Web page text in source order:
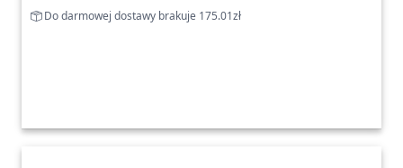
Do darmowej dostawy brakuje 175.01zł